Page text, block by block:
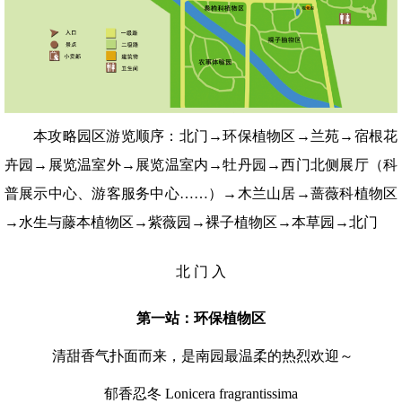
本攻略园区游览顺序：北门→环保植物区→兰苑→宿根花
卉园→展览温室外→展览温室内→牡丹园→西门北侧展厅（科
普展示中心、游客服务中心……）→木兰山居→蔷薇科植物区
→水生与藤本植物区→紫薇园→裸子植物区→本草园→北门
北 门 入
第一站：环保植物区
清甜香气扑面而来，是南园最温柔的热烈欢迎～
郁香忍冬 Lonicera fragrantissima